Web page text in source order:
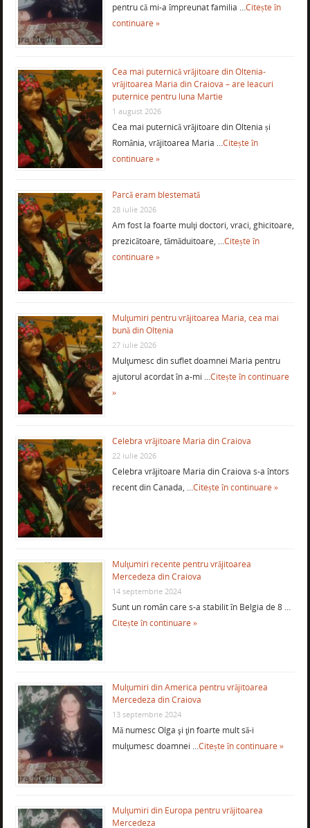
pentru că mi-a împreunat familia …Citește în
continuare »
Cea mai puternică vrăjitoare din Oltenia-
vrăjitoarea Maria din Craiova – are leacuri
puternice pentru luna Martie
1 august 2026
Cea mai puternică vrăjitoare din Oltenia și
România, vrăjitoarea Maria …Citește în
continuare »
Parcă eram blestemată
28 iulie 2026
Am fost la foarte mulţi doctori, vraci, ghicitoare,
prezicătoare, tămăduitoare, …Citește în
continuare »
Mulţumiri pentru vrăjitoarea Maria, cea mai
bună din Oltenia
27 iulie 2026
Mulţumesc din suflet doamnei Maria pentru
ajutorul acordat în a-mi …Citește în continuare
»
Celebra vrăjitoare Maria din Craiova
22 iulie 2026
Celebra vrăjitoare Maria din Craiova s-a întors
recent din Canada, …Citește în continuare »
Mulţumiri recente pentru vrăjitoarea
Mercedeza din Craiova
14 septembrie 2024
Sunt un român care s-a stabilit în Belgia de 8 …
Citește în continuare »
Mulţumiri din America pentru vrăjitoarea
Mercedeza din Craiova
13 septembrie 2024
Mă numesc Olga şi ţin foarte mult să-i
mulţumesc doamnei …Citește în continuare »
Mulţumiri din Europa pentru vrăjitoarea
Mercedeza